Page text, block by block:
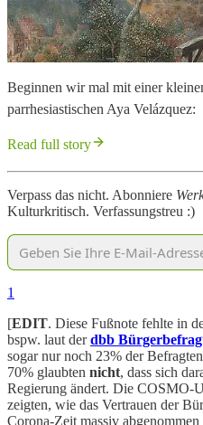
Beginnen wir mal mit einer
parrhesiastischen Aya Velázquez:
Read full story
Verpass das nicht. Abonniere
Kulturkritisch. Verfassungstreu :)
1
[EDIT. Diese Fußnote fehlte in
bspw. laut derdbb
sogar nur noch 23% der
70% glaubten nicht, dass sich
Regierung ändert. Die COSMO-
zeigten, wie das Vertrauen der
Corona-Zeit massiv